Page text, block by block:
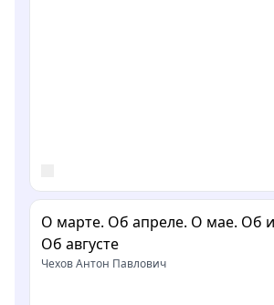
О марте. Об апреле. О мае. Об
Об августе
Чехов Антон Павлович